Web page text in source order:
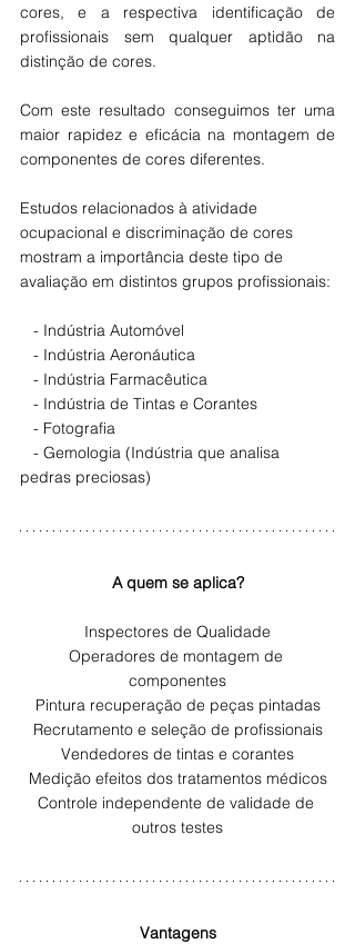
cores, e a respectiva identificação de
profissionais sem qualquer aptidão na
distinção de cores.
Com este resultado conseguimos ter uma
maior rapidez e eficácia na montagem de
componentes de cores diferentes.
Estudos relacionados à atividade
ocupacional e discriminação de cores
mostram a importância deste tipo de
avaliação em distintos grupos profissionais:
   - Indústria Automóvel
   - Indústria Aeronáutica
   - Indústria Farmacêutica
   - Indústria de Tintas e Corantes
   - Fotografia
pedras preciosas)
A quem se aplica?
Inspectores de Qualidade
Operadores de montagem de
componentes
Pintura recuperação de peças pintadas
Recrutamento e seleção de profissionais
Vendedores de tintas e corantes
Medição efeitos dos tratamentos médicos
Controle independente de validade de
outros testes
Vantagens